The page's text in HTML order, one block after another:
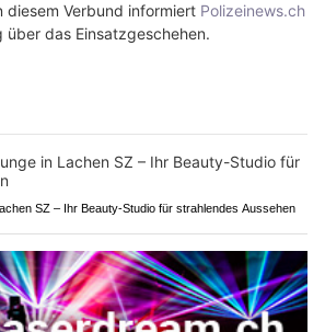
diesem Verbund informiert Polizeinews.ch
über das Einsatzgeschehen.
SZ – Ihr Beauty-Studio für strahlendes Aussehen